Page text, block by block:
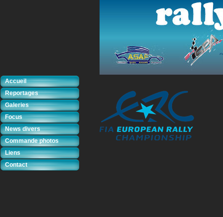
Accueil
Reportages
Galeries
Focus
News divers
Commande photos
Liens
Contact